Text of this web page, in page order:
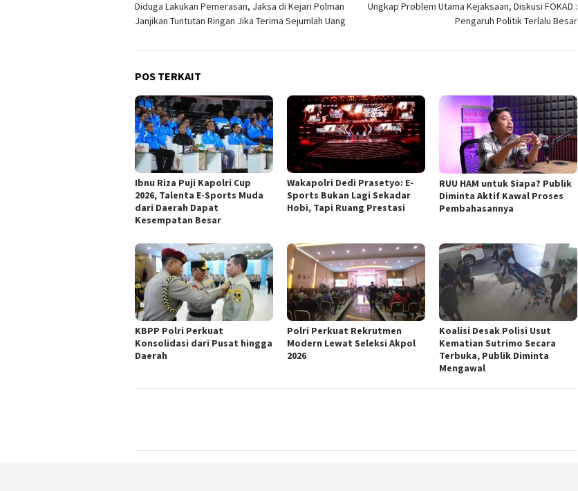
pos
Diduga Lakukan Pemerasan, Jaksa di Kejari Polman
Janjikan Tuntutan Ringan Jika Terima Sejumlah Uang
Ungkap Problem Utama Kejaksaan, Diskusi FOKAD :
Pengaruh Politik Terlalu Besar
POS TERKAIT
Ibnu Riza Puji Kapolri Cup
2026, Talenta E-Sports Muda
dari Daerah Dapat
Kesempatan Besar
Wakapolri Dedi Prasetyo: E-
Sports Bukan Lagi Sekadar
Hobi, Tapi Ruang Prestasi
RUU HAM untuk Siapa? Publik
Diminta Aktif Kawal Proses
Pembahasannya
KBPP Polri Perkuat
Konsolidasi dari Pusat hingga
Daerah
Polri Perkuat Rekrutmen
Modern Lewat Seleksi Akpol
2026
Koalisi Desak Polisi Usut
Kematian Sutrimo Secara
Terbuka, Publik Diminta
Mengawal